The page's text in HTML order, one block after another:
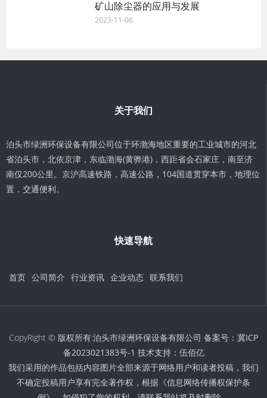
矿山除尘器的应用与发展
2023-11-06
关于我们
泊头市绿洲环保设备有限公司位于环渤海地区重要的工业城市的河北
省泊头市，北依京津，东临渤海(黄骅港)，西距省会石家庄，南至济
南仅200公里。京沪高速铁路，高速公路，104国道贯穿本市，地理位
置，交通便利。
快速导航
首页 公司简介 行业资讯 企业动态 联系我们
CopyRight © 版权所有:泊头市绿洲环保设备有限公司 备案号： 冀ICP
备2023021383号-1 技术支持： 伍佰亿
我们采用的作品包括内容图片全部来源于网络用户和读者投稿，我们
不确定投稿用户享有完全著作权，根据《信息网络传播权保护条